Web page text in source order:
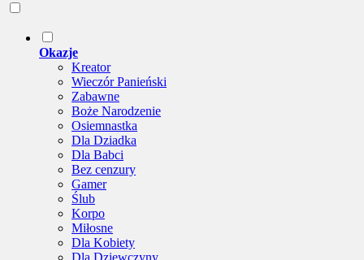
Okazje
Kreator
Wieczór Panieński
Zabawne
Boże Narodzenie
Osiemnastka
Dla Dziadka
Dla Babci
Bez cenzury
Gamer
Ślub
Korpo
Miłosne
Dla Kobiety
Dla Dziewczyny